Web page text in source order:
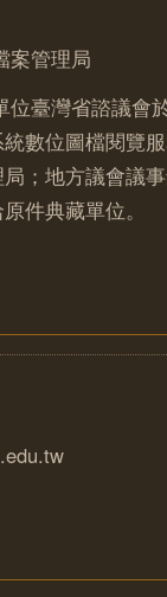
案管理局
臺灣省諮議會
數位圖檔閱覽
；地方議會議
件典藏單位。